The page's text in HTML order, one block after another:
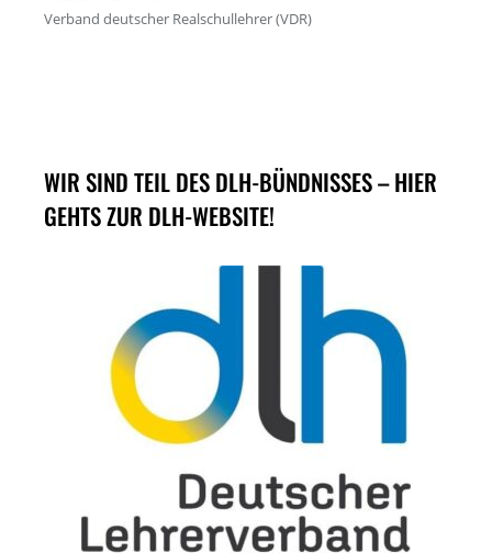
WIR SIND TEIL DES DLH-BÜNDNISSES – HIER
GEHTS ZUR DLH-WEBSITE!